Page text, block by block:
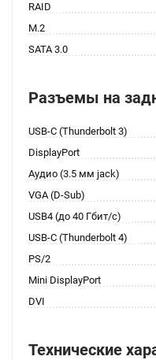
RAID
M.2
SATA 3.0
Разъемы на
USB-C (Thunderbolt 3)
DisplayPort
Аудио (3.5 мм jack)
VGA (D-Sub)
USB4 (до 40 Гбит/с)
USB-C (Thunderbolt 4)
PS/2
Mini DisplayPort
DVI
Технические